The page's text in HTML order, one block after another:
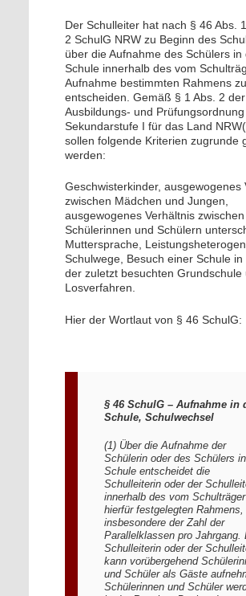
Der Schulleiter hat nach § 46 Abs.
2 SchulG NRW zu Beginn des
über die Aufnahme des Schülers in
Schule innerhalb des vom
Aufnahme bestimmten Rahmens zu
entscheiden. Gemäß § 1 Abs. 2 der
Ausbildungs- und
Sekundarstufe I für das Land
sollen folgende Kriterien zugrunde
werden:
Geschwisterkinder, ausgewogenes
zwischen Mädchen und Jungen,
ausgewogenes Verhältnis zwischen
Schülerinnen und Schülern
Muttersprache,
Schulwege, Besuch einer Schule
der zuletzt besuchten Grundschule
Losverfahren.
Hier der Wortlaut von § 46 SchulG:
§ 46 SchulG – Aufnahme in
Schule, Schulwechsel
(1) Über die Aufnahme der
Schülerin oder des Schülers
Schule entscheidet die
Schulleiterin oder der
innerhalb des vom Schulträger
hierfür festgelegten Rahmens,
insbesondere der Zahl der
Parallelklassen pro Jahrgang.
Schulleiterin oder der
kann vorübergehend
und Schüler als Gäste
Schülerinnen und Schüler